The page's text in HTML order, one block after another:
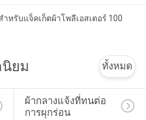
หรับแจ็คเก็ตผ้าโพลีเอสเตอร์ 100
ยม ทั้งหมด
ผ้ากลางแจ้งที่ทนต่อ
การผุกร่อน